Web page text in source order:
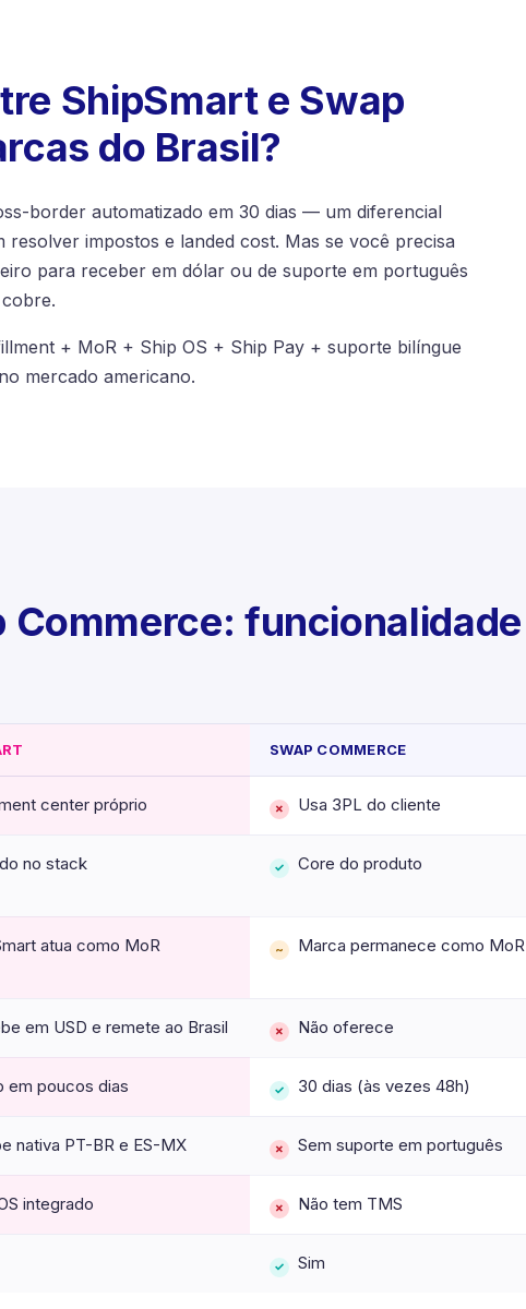
ShipSmart e Swap
do Brasil?
border automatizado em 30 dias — um diferencial
impostos e landed cost. Mas se você precisa
para receber em dólar ou de suporte em português
+ MoR + Ship OS + Ship Pay + suporte bilíngue
mercado americano.
Commerce: funcionalidade
SWAP COMMERCE
center próprio ✗ Usa 3PL do cliente
no stack ✓ Core do produto
atua como MoR ~ Marca permanece como MoR
em USD e remete ao Brasil ✗ Não oferece
em poucos dias ✓ 30 dias (às vezes 48h)
nativa PT-BR e ES-MX ✗ Sem suporte em português
integrado ✗ Não tem TMS
✓ Sim